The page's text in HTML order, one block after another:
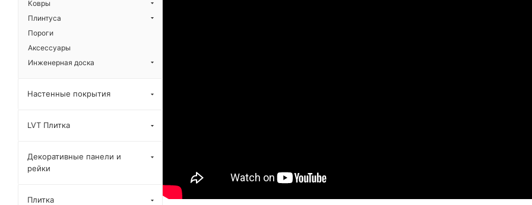
Ковры
Плинтуса
Пороги
Аксессуары
Инженерная доска
Настенные покрытия
LVT Плитка
Декоративные панели и
рейки
Плитка